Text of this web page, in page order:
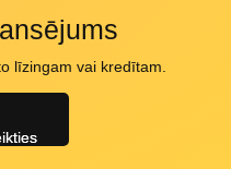
līzingam vai kredītam.